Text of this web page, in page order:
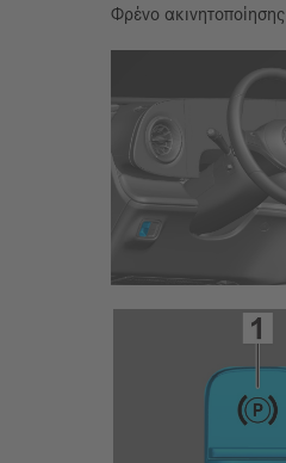
Φρένο ακινητοποίησης